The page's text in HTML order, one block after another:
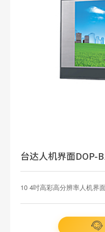
台达人机界面DOP-
10 4吋高彩高分辨率人机界